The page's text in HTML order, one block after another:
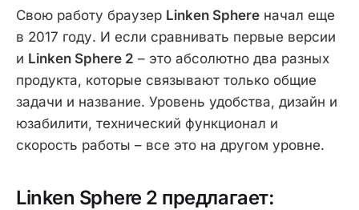
Свою работу браузер Linken Sphere начал еще
в 2017 году. И если сравнивать первые версии
и Linken Sphere 2 – это абсолютно два разных
продукта, которые связывают только общие
задачи и название. Уровень удобства, дизайн и
юзабилити, технический функционал и
скорость работы – все это на другом уровне.
Linken Sphere 2 предлагает: